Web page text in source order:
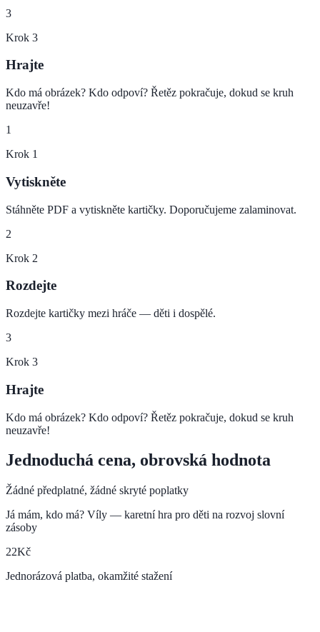
3
Krok 3
Hrajte
Kdo má obrázek? Kdo odpoví? Řetěz pokračuje, dokud se kruh
neuzavře!
1
Krok 1
Vytiskněte
Stáhněte PDF a vytiskněte kartičky. Doporučujeme zalaminovat.
2
Krok 2
Rozdejte
Rozdejte kartičky mezi hráče — děti i dospělé.
3
Krok 3
Hrajte
Kdo má obrázek? Kdo odpoví? Řetěz pokračuje, dokud se kruh
neuzavře!
Jednoduchá cena, obrovská hodnota
Žádné předplatné, žádné skryté poplatky
Já mám, kdo má? Víly — karetní hra pro děti na rozvoj slovní
zásoby
22Kč
Jednorázová platba, okamžité stažení